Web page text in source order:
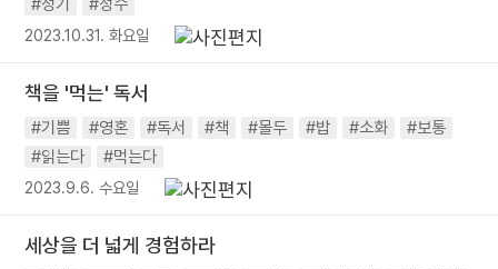
#정기
#정수
2023.10.31. 화요일
책을 '먹는' 독서
#기쁨 #영혼 #독서 #책 #몰두 #밥 #소화
#보통
#읽는다
#먹는다
2023.9.6. 수요일
세상을 더 넓게 경험하라